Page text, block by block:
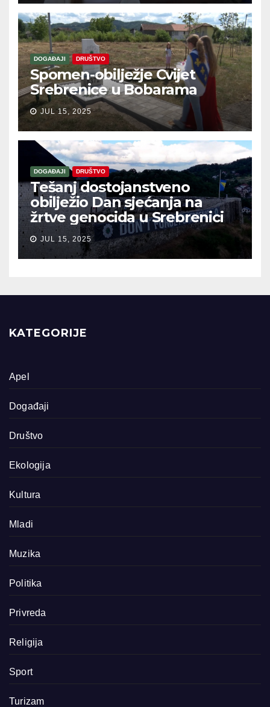
DOGAĐAJI DRUŠTVO
Spomen-obilježje Cvijet
Srebrenice u Bobarama
JUL 15, 2025
DOGAĐAJI DRUŠTVO
Tešanj dostojanstveno
obilježio Dan sjećanja na
žrtve genocida u Srebrenici
JUL 15, 2025
KATEGORIJE
Apel
Događaji
Društvo
Ekologija
Kultura
Mladi
Muzika
Politika
Privreda
Religija
Sport
Turizam